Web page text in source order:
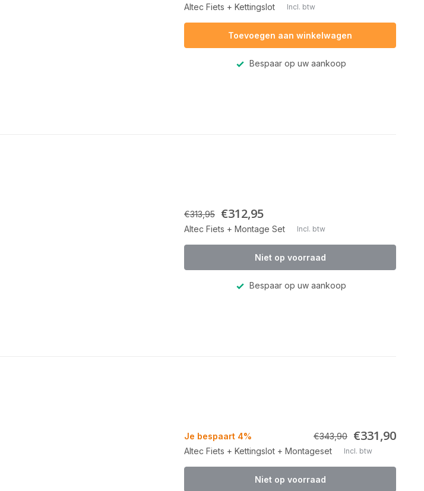
Altec Fiets + Kettingslot Incl. btw
Toevoegen aan winkelwagen
Bespaar op uw aankoop
€313,95 €312,95
Altec Fiets + Montage Set Incl. btw
Niet op voorraad
Bespaar op uw aankoop
Je bespaart 4% €343,90 €331,90
Altec Fiets + Kettingslot + Montageset Incl. btw
Niet op voorraad